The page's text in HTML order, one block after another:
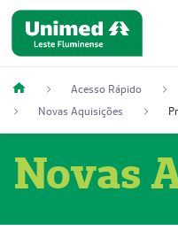
Acesso Rápido
Novas Aquisições
Novas